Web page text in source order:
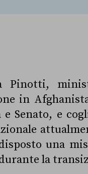
Pinotti,
in
e Senato, e
una
la